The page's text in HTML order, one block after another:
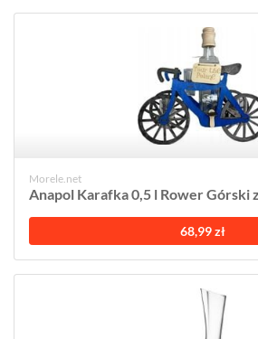
Morele.net
Anapol Karafka 0,5 l Rower Górski
68,99 zł